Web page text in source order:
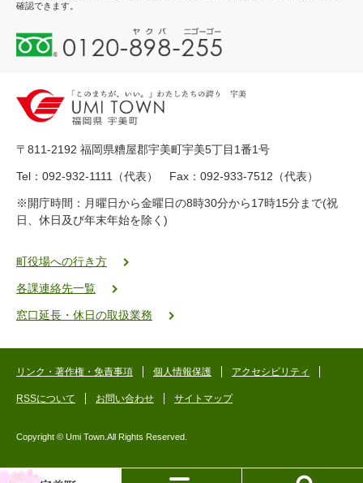
確認できます。
0
1
-
8
-
5
5
ク
二
ゴ
〒811-2192 福岡県糟屋郡宇美町宇美5丁目1番1号
Tel：092-932-1111（代表） Fax：092-933-7512（代表）
※開庁時間：月曜日から金曜日の8時30分から17時15分まで(祝
日、休日及び年末年始を除く)
町役場への行き方
各課連絡先一覧
窓口延長・休日の取扱業務
リンク・著作権・免責事項 個人情報保護 アクセシビリティ
RSSについて お問い合わせ サイトマップ
Copyright © Umi Town.All Rights Reserved.